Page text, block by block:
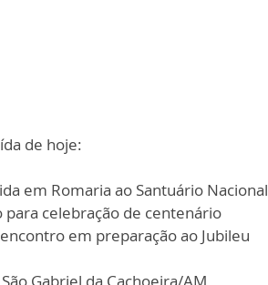
de hoje:
em Romaria ao Santuário Nacional
para celebração de centenário
em preparação ao Jubileu